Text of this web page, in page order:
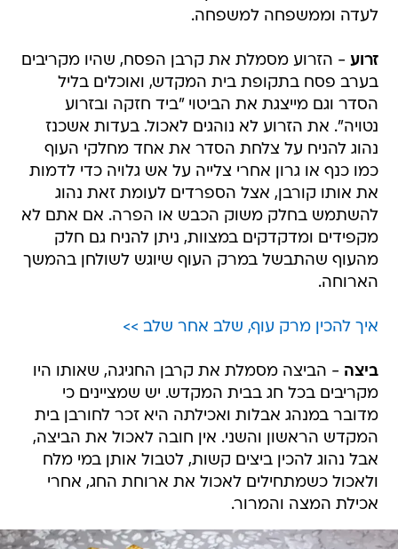
לעדה וממשפחה למשפחה.
זרוע - הזרוע מסמלת את קרבן הפסח, שהיו מקריבים
בערב פסח בתקופת בית המקדש, ואוכלים בליל
הסדר וגם מייצגת את הביטוי "ביד חזקה ובזרוע
נטויה". את הזרוע לא נוהגים לאכול. בעדות אשכנז
נהוג להניח על צלחת הסדר את אחד מחלקי העוף
כמו כנף או גרון אחרי צלייה על אש גלויה כדי לדמות
את אותו קורבן, אצל הספרדים לעומת זאת נהוג
להשתמש בחלק משוק הכבש או הפרה. אם אתם לא
מקפידים ומדקדקים במצוות, ניתן להניח גם חלק
מהעוף שהתבשל במרק העוף שיוגש לשולחן בהמשך
הארוחה.
איך להכין מרק עוף, שלב אחר שלב >>
ביצה - הביצה מסמלת את קרבן החגיגה, שאותו היו
מקריבים בכל חג בבית המקדש. יש שמציינים כי
מדובר במנהג אבלות ואכילתה היא זכר לחורבן בית
המקדש הראשון והשני. אין חובה לאכול את הביצה,
אבל נהוג להכין ביצים קשות, לטבול אותן במי מלח
ולאכול כשמתחילים לאכול את ארוחת החג, אחרי
אכילת המצה והמרור.